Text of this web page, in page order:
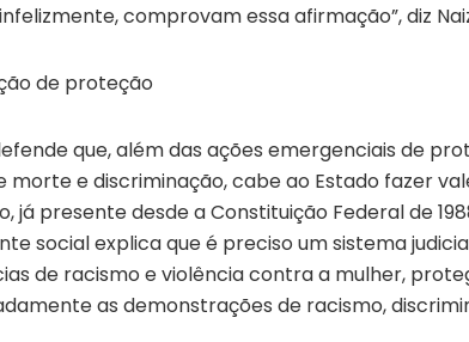
comprovam essa afirmação”, diz
de proteção
que, além das ações emergenciais de
morte e discriminação, cabe ao Estado fazer
já presente desde a Constituição Federal de
social explica que é preciso um sistema
de racismo e violência contra a mulher,
as demonstrações de racismo,